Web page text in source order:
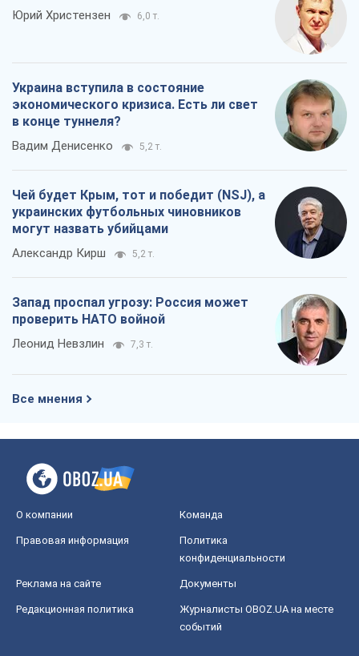
Юрий Христензен 6,0 т.
Украина вступила в состояние
экономического кризиса. Есть ли свет
в конце туннеля?
Вадим Денисенко 5,2 т.
Чей будет Крым, тот и победит (NSJ), а
украинских футбольных чиновников
могут назвать убийцами
Александр Кирш 5,2 т.
Запад проспал угрозу: Россия может
проверить НАТО войной
Леонид Невзлин 7,3 т.
Все мнения
О компании Команда
Правовая информация
Политика
конфиденциальности
Реклама на сайте Документы
Редакционная политика
Журналисты OBOZ.UA на месте
событий